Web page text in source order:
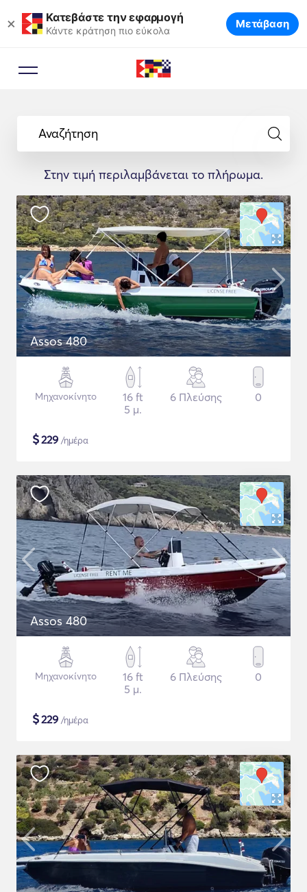
× Κατεβάστε την εφαρμογή
Κάντε κράτηση πιο εύκολα Μετάβαση
Αναζήτηση
Στην τιμή περιλαμβάνεται το πλήρωμα.
Assos 480
Μηχανοκίνητο
16 ft
5 μ.
6 Πλεύσης 0
$229 /ημέρα
Assos 480
Μηχανοκίνητο
16 ft
5 μ.
6 Πλεύσης 0
$229 /ημέρα